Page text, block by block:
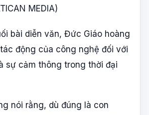
MEDIA)
bài diễn văn, Đức Giáo hoàng
động của công nghệ đối với
sự cảm thông trong thời đại
nói rằng, dù đúng là con